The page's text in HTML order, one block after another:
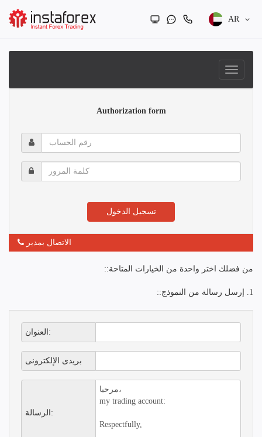
AR
Authorization form
رقم
الحساب
كلمة
المرور
تسجيل الدخول
الاتصال بمدير
من فضلك اختر واحدة من الخيارات المتاحة::
1. إرسل رسالة من النموذج::
العنوان:
بريدى الإلكترونى
الرسالة: